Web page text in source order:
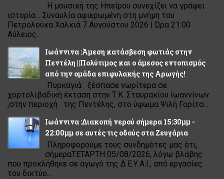
Η μουσική της Ηπείρου συνεχίζει να γράφει
ιστορία… Συναυλία αφιερωμένη στη μνήμη του
Πετρολούκα Χαλκιά 7 Αυγούστου 2026 | Ώρα 21:00
Αύλειος...
Ιωάννινα :Άμεση κατάσβεση φωτιάς στην
Πεντέλη ||Πολύτιμος και ο άμεσος εντοπισμός
από την ομάδα επιφυλακής της Αρωγής!
Πυρκαγιά ξέσπασε νωρίτερα σε
χορτολιβαδική έκταση στην Τ.Κ. Σταυρακίου Ιωαννίνων
,στην περιοχή της Πεντέλης, στο ύψωμα Ψιλή Γορίτσ...
Ιωάννινα :Διακοπή νερού σήμερα 15:30μμ -
22:00μμ σε αυτές τις οδούς στα Ζευγάρια
Πληροφορούμε τους συνδημότες μας ότι,
σήμεραΤΕΤΑΡΤΗ 05/08/2026, λόγω βλάβης
που προκλήθηκε σε αγωγό της Δ.Ε.Υ.Α.Ι., από εργασίες
του δικτύο...